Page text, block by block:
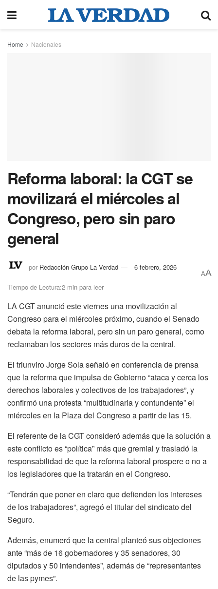
Home Nacionales
Reforma laboral: la CGT se
movilizará el miércoles al
Congreso, pero sin paro
general
por Redacción Grupo La Verdad 6 febrero, 2026
Tiempo de Lectura:2 min para leer
AA
LA CGT anunció este viernes una movilización al
Congreso para el miércoles próximo, cuando el Senado
debata la reforma laboral, pero sin un paro general, como
reclamaban los sectores más duros de la central.
El triunviro Jorge Sola señaló en conferencia de prensa
que la reforma que impulsa de Gobierno “ataca y cerca los
derechos laborales y colectivos de los trabajadores”, y
confirmó una protesta “multitudinaria y contundente” el
miércoles en la Plaza del Congreso a partir de las 15.
El referente de la CGT consideró además que la solución a
este conflicto es “política” más que gremial y trasladó la
responsabilidad de que la reforma laboral prospere o no a
los legisladores que la tratarán en el Congreso.
“Tendrán que poner en claro que defienden los intereses
de los trabajadores”, agregó el titular del sindicato del
Seguro.
Además, enumeró que la central planteó sus objeciones
ante “más de 16 gobernadores y 35 senadores, 30
diputados y 50 intendentes”, además de “representantes
de las pymes”.